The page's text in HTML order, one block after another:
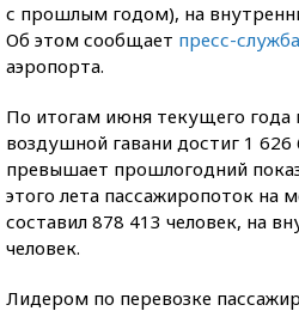
с прошлым годом), на
Об этом сообщает пресс-служба
аэропорта.
По итогам июня текущего года
воздушной гавани достиг 1 626
превышает прошлогодний
этого лета пассажиропоток на
составил 878 413 человек, на
человек.
Лидером по перевозке